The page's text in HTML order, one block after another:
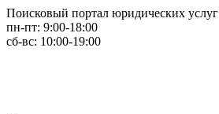
Поисковый портал юридических услуг
пн-пт: 9:00-18:00
сб-вс: 10:00-19:00